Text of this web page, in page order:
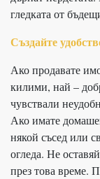
гледката от
Създайте
Ако продавате
килими, най –
чувствали
Ако имате
някой съсед или
огледа. Не
през това време.